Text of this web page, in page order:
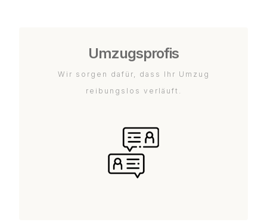
Umzugsprofis
Wir sorgen dafür, dass Ihr Umzug
reibungslos verläuft.